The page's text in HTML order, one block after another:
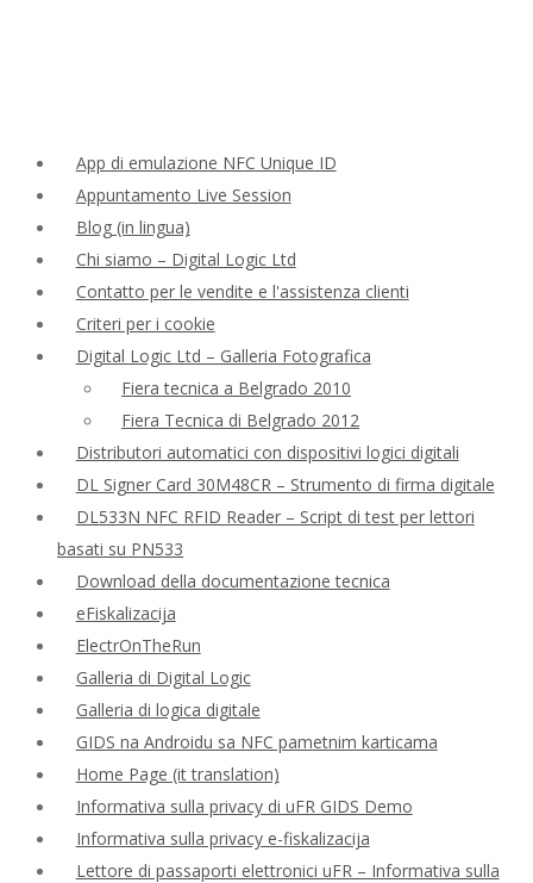
App di emulazione NFC Unique ID
Appuntamento Live Session
Blog (in lingua)
Chi siamo – Digital Logic Ltd
Contatto per le vendite e l'assistenza clienti
Criteri per i cookie
Digital Logic Ltd – Galleria Fotografica
Fiera tecnica a Belgrado 2010
Fiera Tecnica di Belgrado 2012
Distributori automatici con dispositivi logici digitali
DL Signer Card 30M48CR – Strumento di firma digitale
DL533N NFC RFID Reader – Script di test per lettori
basati su PN533
Download della documentazione tecnica
eFiskalizacija
ElectrOnTheRun
Galleria di Digital Logic
Galleria di logica digitale
GIDS na Androidu sa NFC pametnim karticama
Home Page (it translation)
Informativa sulla privacy di uFR GIDS Demo
Informativa sulla privacy e-fiskalizacija
Lettore di passaporti elettronici uFR – Informativa sulla